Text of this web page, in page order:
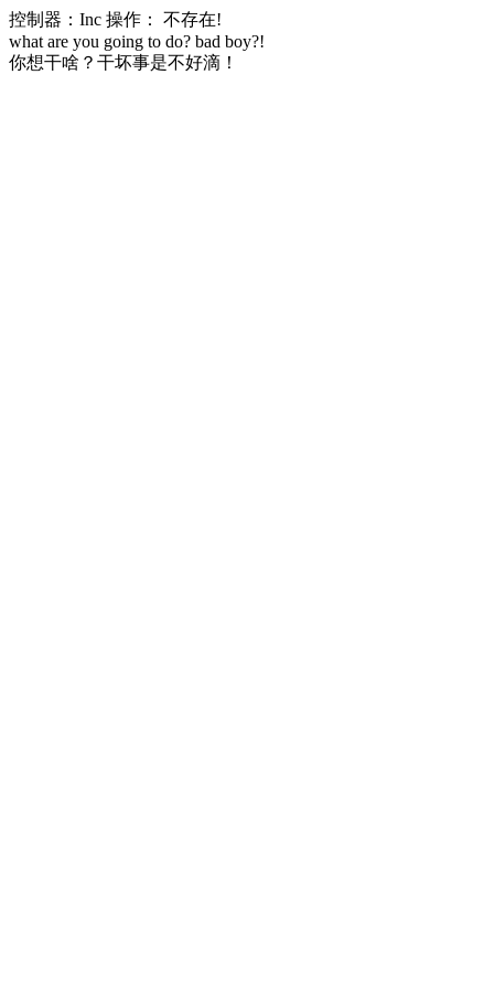
控制器：Inc 操作： 不存在!
what are you going to do? bad boy?!
你想干啥？干坏事是不好滴！